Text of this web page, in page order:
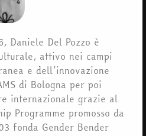
Daniele Del Pozzo è
attivo nei campi
e dell’innovazione
di Bologna per poi
internazionale grazie al
Programme promosso da
fonda Gender Bender